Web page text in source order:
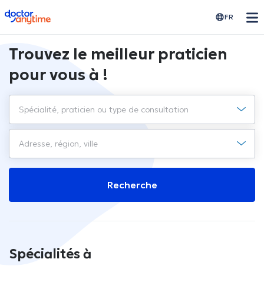
doctoranytime FR
Trouvez le meilleur praticien
pour vous à !
Recherche
Spécialités à